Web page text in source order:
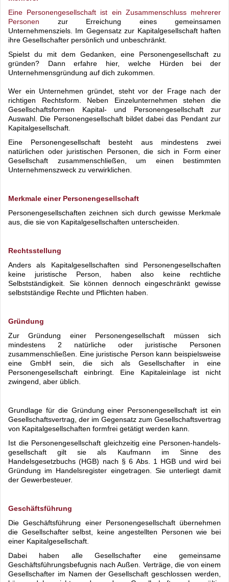
Eine Personengesellschaft ist ein Zusammenschluss mehrerer
Personen zur Erreichung eines gemeinsamen
Unternehmensziels. Im Gegensatz zur Kapitalgesellschaft haften
ihre Gesellschafter persönlich und unbeschränkt.
Spielst du mit dem Gedanken, eine Personengesellschaft zu
gründen? Dann erfahre hier, welche Hürden bei der
Unternehmensgründung auf dich zukommen.
Wer ein Unternehmen gründet, steht vor der Frage nach der
richtigen Rechtsform. Neben Einzelunternehmen stehen die
Gesellschaftsformen Kapital- und Personengesellschaft zur
Auswahl. Die Personengesellschaft bildet dabei das Pendant zur
Kapitalgesellschaft.
Eine Personengesellschaft besteht aus mindestens zwei
natürlichen oder juristischen Personen, die sich in Form einer
Gesellschaft zusammenschließen, um einen bestimmten
Unternehmenszweck zu verwirklichen.
Merkmale einer Personengesellschaft
Personengesellschaften zeichnen sich durch gewisse Merkmale
aus, die sie von Kapitalgesellschaften unterscheiden.
Rechtsstellung
Anders als Kapitalgesellschaften sind Personengesellschaften
keine juristische Person, haben also keine rechtliche
Selbstständigkeit. Sie können dennoch eingeschränkt gewisse
selbstständige Rechte und Pflichten haben.
Gründung
Zur Gründung einer Personengesellschaft müssen sich
mindestens 2 natürliche oder juristische Personen
zusammenschließen. Eine juristische Person kann beispielsweise
eine GmbH sein, die sich als Gesellschafter in eine
Personengesellschaft einbringt. Eine Kapitaleinlage ist nicht
zwingend, aber üblich.
Grundlage für die Gründung einer Personengesellschaft ist ein
Gesellschaftsvertrag, der im Gegensatz zum Gesellschaftsvertrag
von Kapitalgesellschaften formfrei getätigt werden kann.
Ist die Personengesellschaft gleichzeitig eine Personen-handels-
gesellschaft gilt sie als Kaufmann im Sinne des
Handelsgesetzbuchs (HGB) nach § 6 Abs. 1 HGB und wird bei
Gründung im Handelsregister eingetragen. Sie unterliegt damit
der Gewerbesteuer.
Geschäftsführung
Die Geschäftsführung einer Personengesellschaft übernehmen
die Gesellschafter selbst, keine angestellten Personen wie bei
einer Kapitalgesellschaft.
Dabei haben alle Gesellschafter eine gemeinsame
Geschäftsführungsbefugnis nach Außen. Verträge, die von einem
Gesellschafter im Namen der Gesellschaft geschlossen werden,